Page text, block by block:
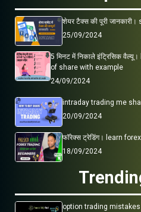
शेयर टैक्स की पूरी
25/09/2024
5 मिनट में निकाले इंट्रिसिक
of share with example
24/09/2024
intraday trading me
20/09/2024
फॉरेक्स ट्रेडिंग। learn
18/09/2024
option trading mistakes